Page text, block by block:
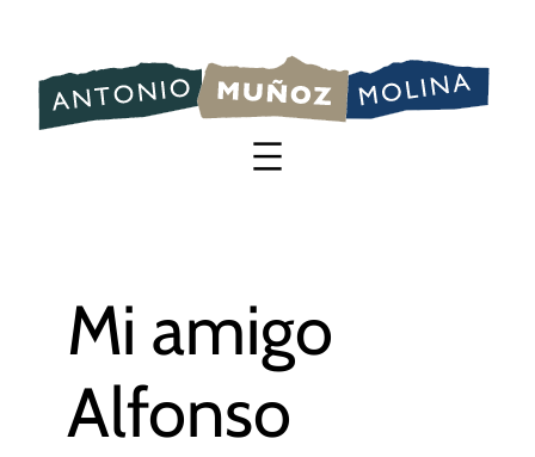
contenido
Mi amigo
Alfonso